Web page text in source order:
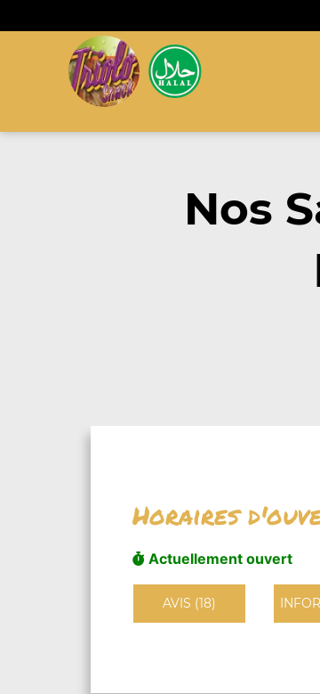
Nos
Horaires
Actuellement ouvert
AVIS (18)